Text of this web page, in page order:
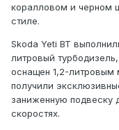
коралловом и черном
стиле.
Skoda Yeti BT
литровый
оснащен 1,2-литровым
получили
заниженную подвеску
скоростях.